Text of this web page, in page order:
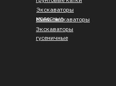
Экскаваторы
колесные
Экскаваторы
гусеничные
Мини-экскаваторы